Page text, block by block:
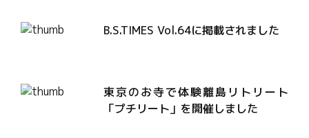
B.S.TIMES Vol.64に掲載されました
東京のお寺で体験離島リトリート
「プチリート」を開催しました